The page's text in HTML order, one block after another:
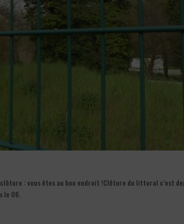
: vous êtes au bon endroit !Clôture du littoral c’est
le 06.